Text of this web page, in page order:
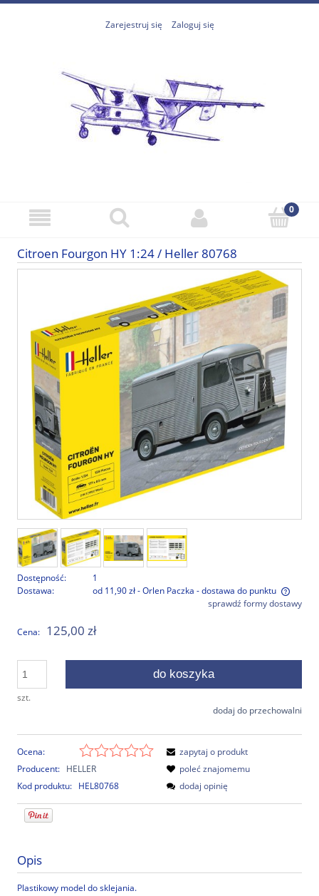
Zarejestruj się Zaloguj się
Citroen Fourgon HY 1:24 / Heller 80768
Dostępność:
1
Dostawa:
od 11,90 zł- Orlen Paczka - dostawa do punktu
Cena nie zawiera ewentualnych kosztów płatnościsprawdź formy dostawy
Cena: 125,00 zł
szt.
do koszyka
dodaj do przechowalni
Ocena:
Producent: HELLER
Kod produktu: HEL80768
zapytaj o produkt
poleć znajomemu
dodaj opinię
Opis
Plastikowy model do sklejania.